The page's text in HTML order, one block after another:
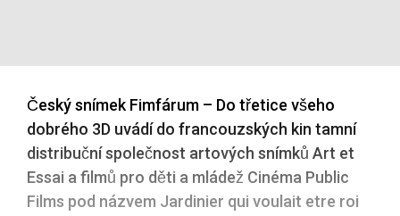
Český snímek Fimfárum – Do třetice všeho
dobrého 3D uvádí do francouzských kin tamní
distribuční společnost artových snímků Art et
Essai a filmů pro děti a mládež Cinéma Public
Films pod názvem Jardinier qui voulait etre roi